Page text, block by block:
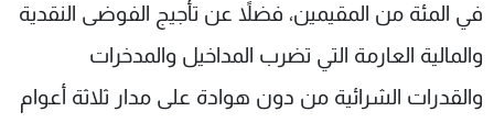
في المئة من المقيمين، فضلاً عن تأجيج الفوضى النقدية
والمالية العارمة التي تضرب المداخيل والمدخرات
والقدرات الشرائية من دون هوادة على مدار ثلاثة أعوام